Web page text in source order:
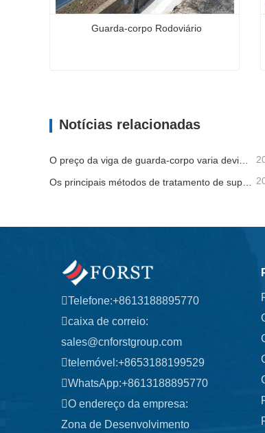
Guarda-corpo Rodoviário
Notícias relacionadas
O preço da viga de guarda-corpo varia devido a vários fatores
Telefone:+8613188895770
caixa de correio:
sales@cnforstgroup.com
telemóvel:+8653188199529
WhatsApp:+8613188895770
O endereço da empresa:
Zona de Desenvolvimento